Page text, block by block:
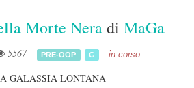
Morte Neradi MaGa
5567 PRE-OOP G in corso
GALASSIA LONTANA